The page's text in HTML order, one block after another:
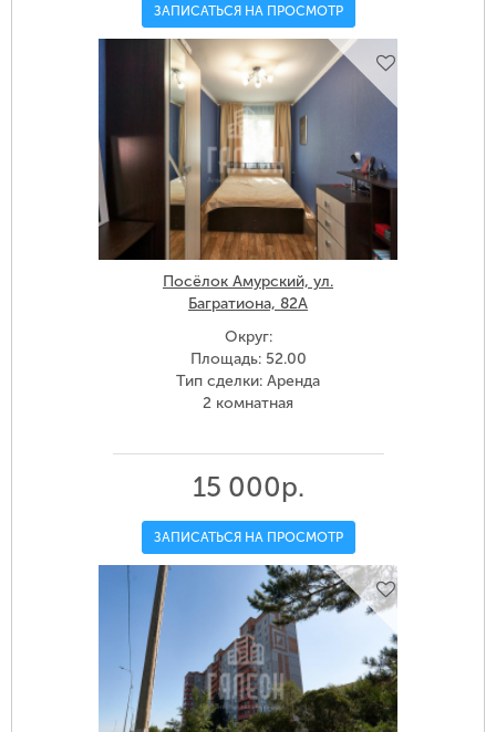
ЗАПИСАТЬСЯ НА ПРОСМОТР
Посёлок Амурский, ул.
Багратиона, 82А
Округ:
Площадь: 52.00
Тип сделки: Аренда
2 комнатная
15 000р.
ЗАПИСАТЬСЯ НА ПРОСМОТР